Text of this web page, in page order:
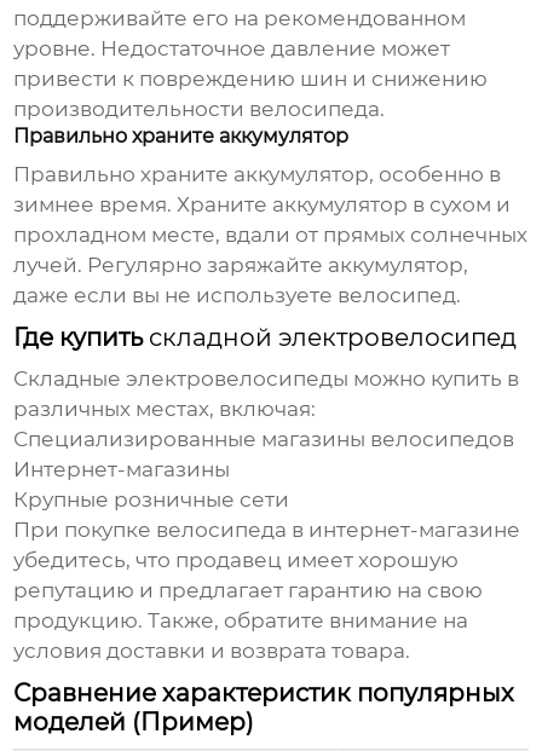
поддерживайте его на рекомендованном
уровне. Недостаточное давление может
привести к повреждению шин и снижению
производительности велосипеда.
Правильно храните аккумулятор
Правильно храните аккумулятор, особенно в
зимнее время. Храните аккумулятор в сухом и
прохладном месте, вдали от прямых солнечных
лучей. Регулярно заряжайте аккумулятор,
даже если вы не используете велосипед.
Где купить складной электровелосипед
Складные электровелосипеды можно купить в
различных местах, включая:
Специализированные магазины велосипедов
Интернет-магазины
Крупные розничные сети
При покупке велосипеда в интернет-магазине
убедитесь, что продавец имеет хорошую
репутацию и предлагает гарантию на свою
продукцию. Также, обратите внимание на
условия доставки и возврата товара.
Сравнение характеристик популярных
моделей (Пример)